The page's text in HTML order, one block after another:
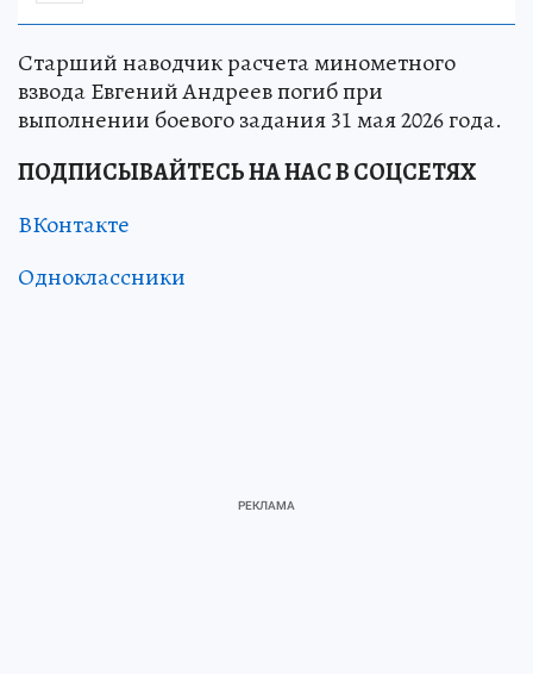
Старший наводчик расчета минометного
взвода Евгений Андреев погиб при
выполнении боевого задания 31 мая 2026 года.
ПОДПИСЫВАЙТЕСЬ НА НАС В СОЦСЕТЯХ
ВКонтакте
Одноклассники